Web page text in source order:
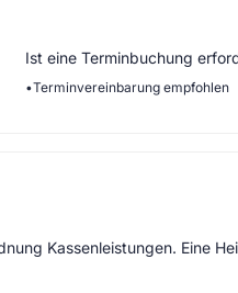
Ist eine Terminbuchung
•Terminvereinbarung empfohlen
Kassenleistungen. Eine